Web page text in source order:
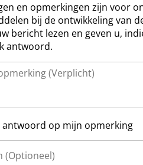
en opmerkingen zijn voor
bij de ontwikkeling van
bericht lezen en geven u,
antwoord.
antwoord op mijn opmerking